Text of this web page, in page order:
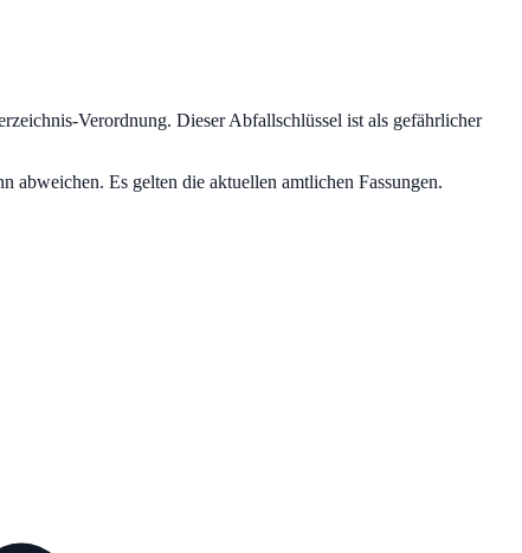
Verordnung. Dieser Abfallschlüssel ist als gefährlicher
Es gelten die aktuellen amtlichen Fassungen.